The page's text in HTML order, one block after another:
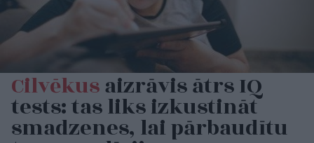
Cilvēkusaizrāvis ātrs IQ
tests: tas liks izkustināt
smadzenes, lai pārbaudītu